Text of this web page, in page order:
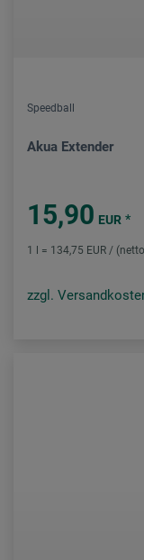
Speedball
Akua Extender
15,90 EUR *
1 l = 134,75 EUR /
zzgl.